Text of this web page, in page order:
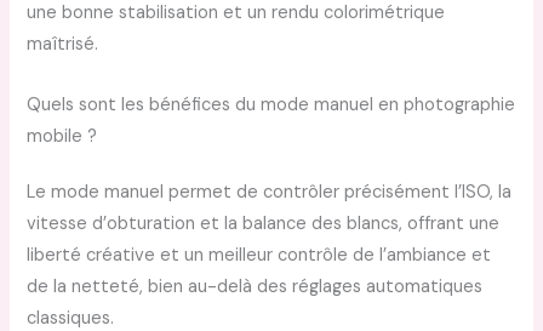
une bonne stabilisation et un rendu colorimétrique
maîtrisé.
Quels sont les bénéfices du mode manuel en photographie
mobile ?
Le mode manuel permet de contrôler précisément l’ISO, la
vitesse d’obturation et la balance des blancs, offrant une
liberté créative et un meilleur contrôle de l’ambiance et
de la netteté, bien au-delà des réglages automatiques
classiques.